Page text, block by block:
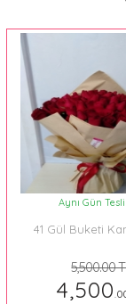
Aynı Gün
41 Gül Buketi
5,500.00
4,500